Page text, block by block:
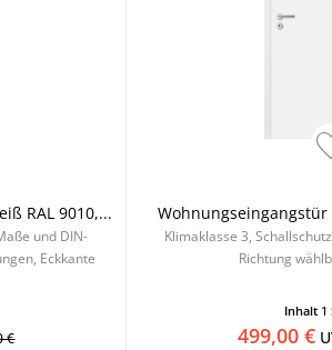
RAL 9010,...
und DIN-
Eckkante
€
Wohnungseingangstür
Klimaklasse 3,
Richtung
Inhalt 1
499,00 €